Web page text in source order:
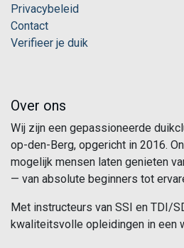
Privacybeleid
Contact
Verifieer je duik
Over ons
Wij zijn een gepassioneerde
op-den-Berg, opgericht in 2016.
mogelijk mensen laten genieten
— van absolute beginners tot
Met instructeurs van SSI en TDI/
kwaliteitsvolle opleidingen in een